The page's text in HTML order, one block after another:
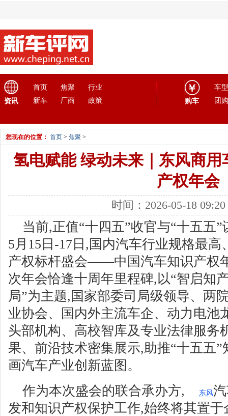
资讯
首页 焦聚
行业
新车
厂商 政策 购车
车型
团购
您现在的位置： 首页 > 焦聚 >
氢电赋能 绿动未来｜东风商
产权年会
时间：2026-05-18
当前,正值“十四五”收官与“十五五
5月15日-17日,国内汽车行业规格最
产权标杆盛会——中国汽车知识产权
次年会恰逢十周年里程碑,以“智启知
局”为主题,国家部委司局级领导、两
业协会、国内外主流车企、动力电池
头部机构、高校智库及专业法律服务
果、前沿技术密集展示,助推“十五五
画汽车产业创新蓝图。
作为本次盛会的联合承办方,
东风
发和知识产权保护工作,始终将其置